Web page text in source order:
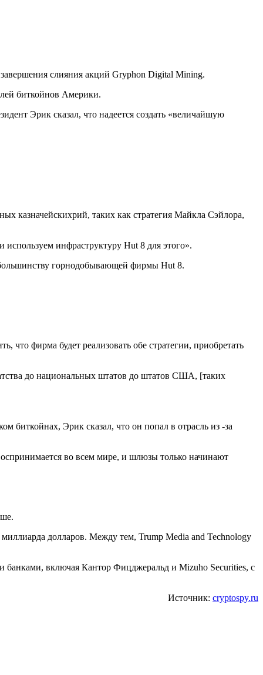
слияния акций Gryphon Digital Mining.
биткойнов Америки.
Эрик сказал, что надеется создать «величайшую
казначейскихрий, таких как стратегия Майкла Сэйлора,
инфраструктуру Hut 8 для этого».
горнодобывающей фирмы Hut 8.
фирма будет реализовать обе стратегии, приобретать
до национальных штатов до штатов США, [таких
биткойнах, Эрик сказал, что он попал в отрасль из -за
во всем мире, и шлюзы только начинают
долларов. Между тем, Trump Media and Technology
банками, включая Кантор Фицджеральд и Mizuho Securities, с
Источник: cryptospy.ru